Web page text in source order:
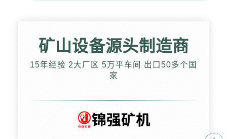
矿山设备源头制造商
15年经验 2大厂区 5万平车间 出口50多个国
家